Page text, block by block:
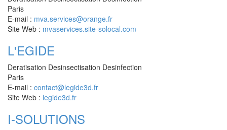
Paris
E-mail : mva.services@orange.fr
Site Web : mvaservices.site-solocal.com
L'EGIDE
Deratisation Desinsectisation Desinfection
Paris
E-mail : contact@legide3d.fr
Site Web : legide3d.fr
I-SOLUTIONS